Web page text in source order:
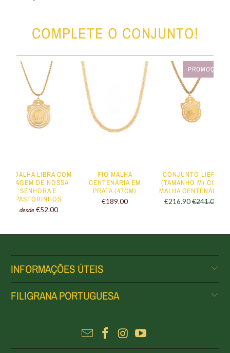
COMPLETE O CONJUNTO!
MEDALHA LIBRA COM
IMAGEM DE NOSSA
SENHORA E
PASTORINHOS
desde €52.00
FIO MALHA
CENTENÁRIA EM
PRATA (47CM)
€189.00
PROMOÇÃO
CONJUNTO LIBRA
(TAMANHO M) COM
MALHA CENTENÁRIA
€216.90€241.00
INFORMAÇÕES ÚTEIS
FILIGRANA PORTUGUESA